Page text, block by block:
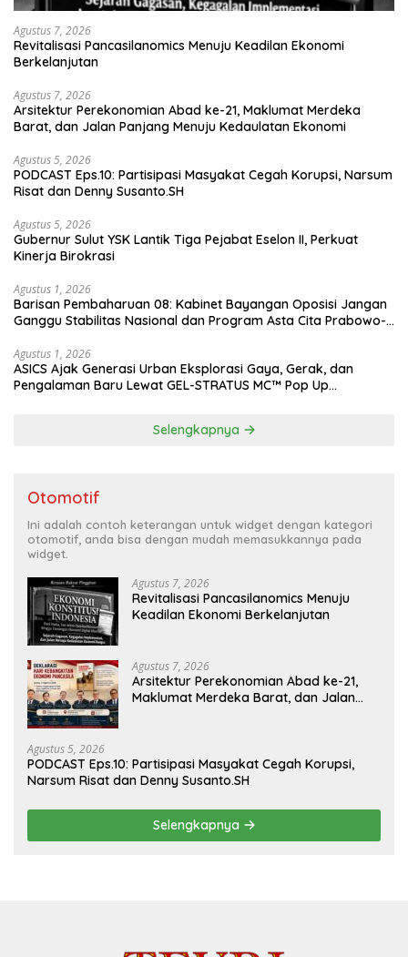
Agustus 7, 2026
Revitalisasi Pancasilanomics Menuju Keadilan Ekonomi
Berkelanjutan
Agustus 7, 2026
Arsitektur Perekonomian Abad ke-21, Maklumat Merdeka
Barat, dan Jalan Panjang Menuju Kedaulatan Ekonomi
Agustus 5, 2026
PODCAST Eps.10: Partisipasi Masyakat Cegah Korupsi, Narsum
Risat dan Denny Susanto.SH
Agustus 5, 2026
Gubernur Sulut YSK Lantik Tiga Pejabat Eselon II, Perkuat
Kinerja Birokrasi
Agustus 1, 2026
Barisan Pembaharuan 08: Kabinet Bayangan Oposisi Jangan
Ganggu Stabilitas Nasional dan Program Asta Cita Prabowo-
Agustus 1, 2026
ASICS Ajak Generasi Urban Eksplorasi Gaya, Gerak, dan
Pengalaman Baru Lewat GEL-STRATUS MC™ Pop Up
Selengkapnya
Otomotif
Ini adalah contoh keterangan untuk widget dengan kategori
otomotif, anda bisa dengan mudah memasukkannya pada
widget.
Agustus 7, 2026
Revitalisasi Pancasilanomics Menuju
Keadilan Ekonomi Berkelanjutan
Agustus 7, 2026
Arsitektur Perekonomian Abad ke-21,
Maklumat Merdeka Barat, dan Jalan
Agustus 5, 2026
PODCAST Eps.10: Partisipasi Masyakat Cegah Korupsi,
Narsum Risat dan Denny Susanto.SH
Selengkapnya